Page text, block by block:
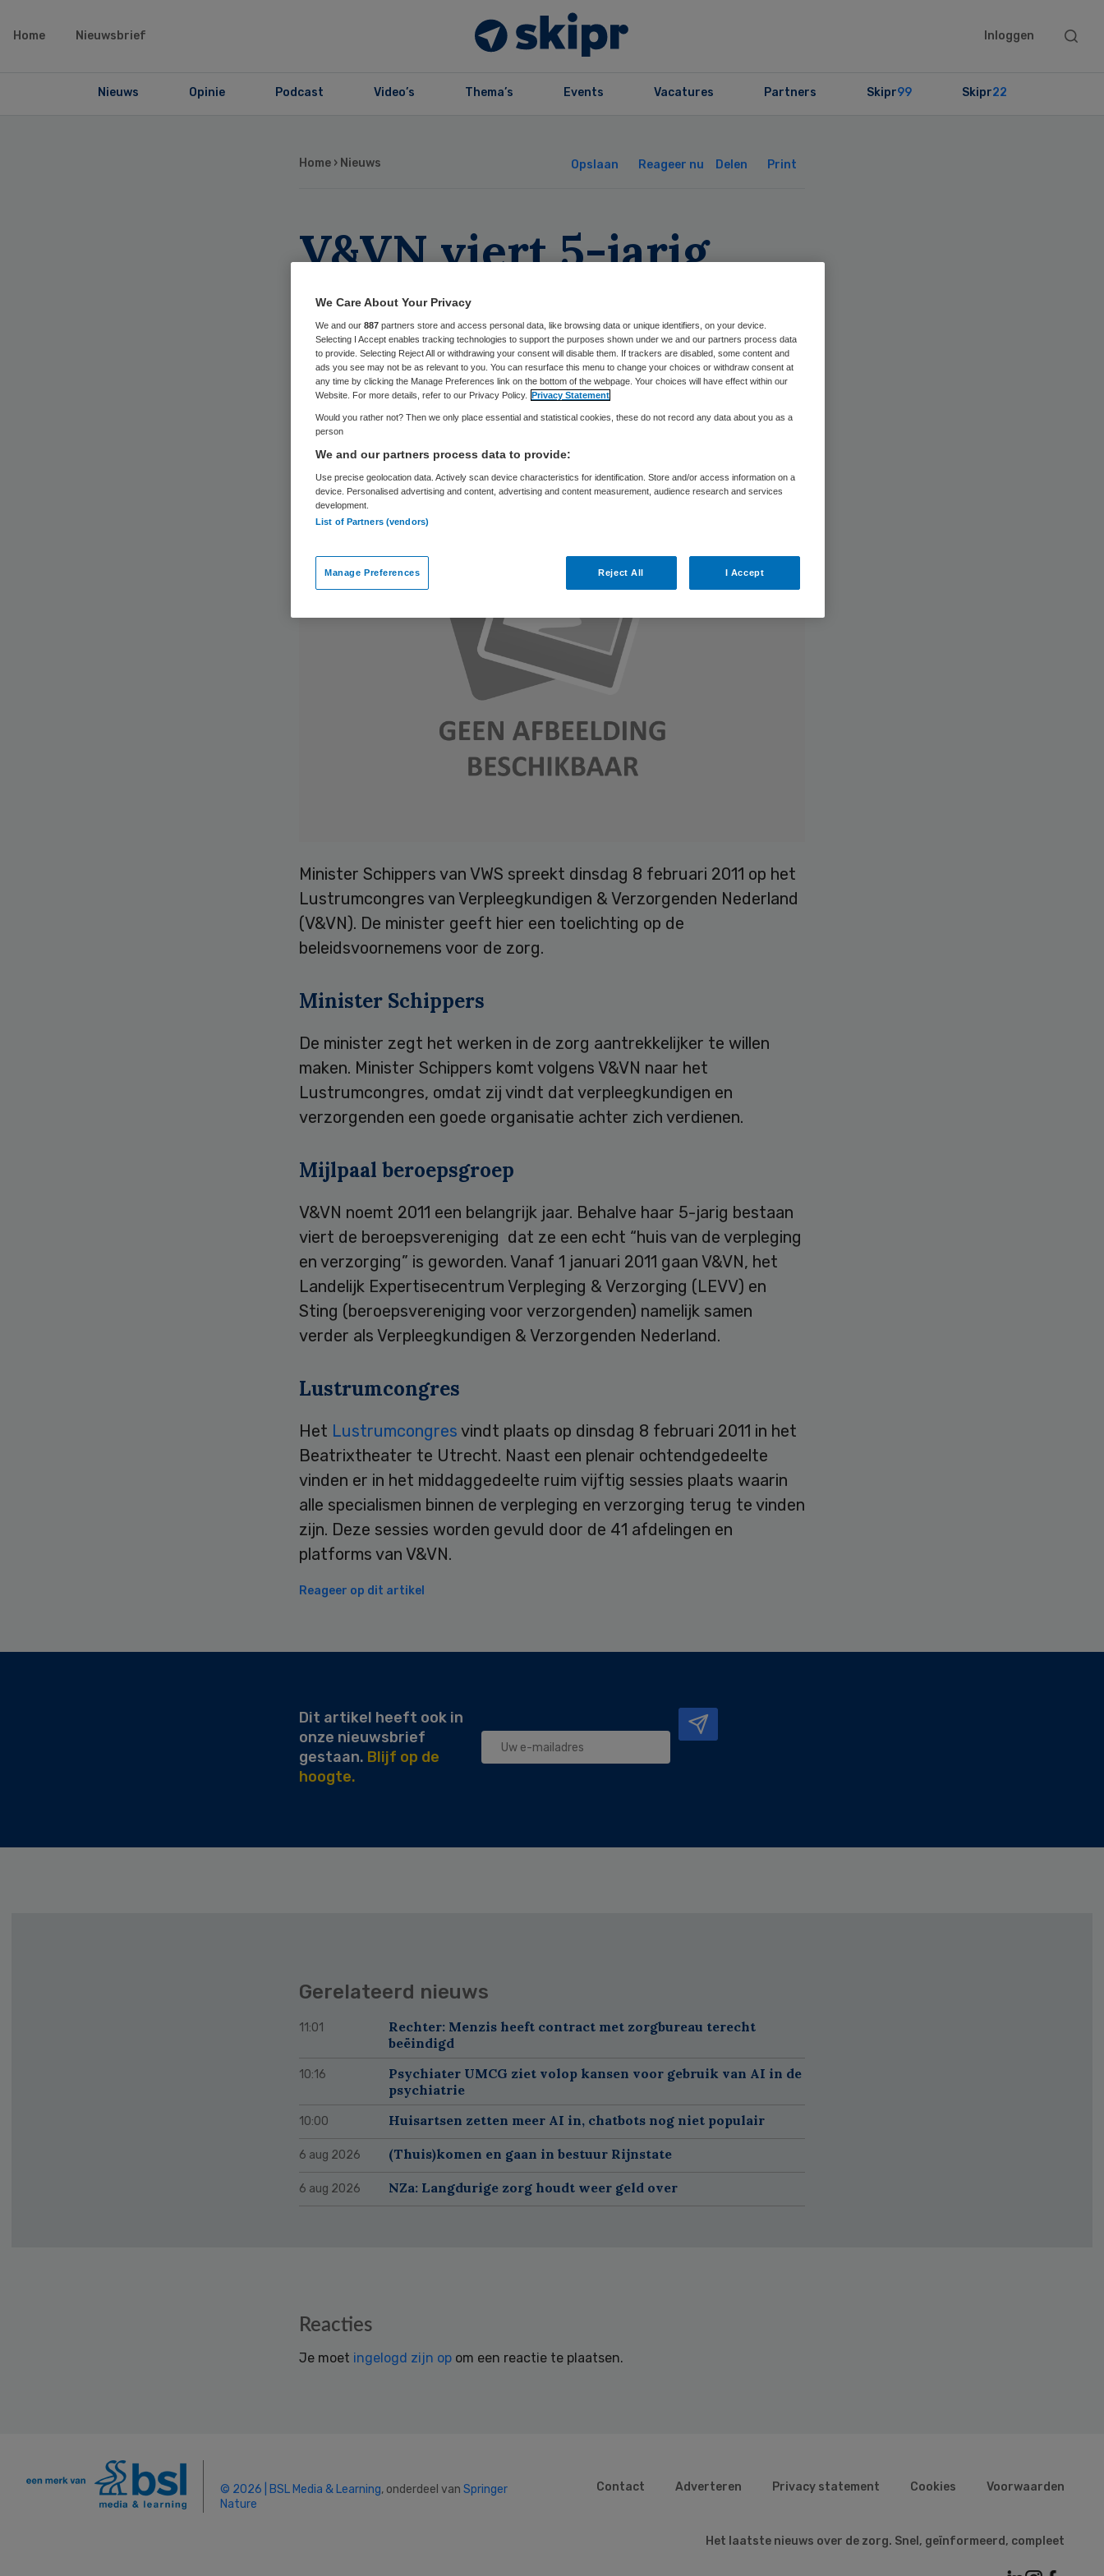
Home Nieuwsbrief Inloggen
Search
Nieuws Opinie Podcast Video’s Thema’s Events Vacatures Partners Skipr99 Skipr22
Home › Nieuws Opslaan Reageer nu Delen Print
V&VN viert 5-jarig
bestaan met
lustrumcongres
Skipr Redactie 28 december 2010,13:19 25 keer gelezen
Minister Schippers van VWS spreekt dinsdag 8 februari 2011 op het
Lustrumcongres van Verpleegkundigen & Verzorgenden Nederland
(V&VN). De minister geeft hier een toelichting op de
beleidsvoornemens voor de zorg.
Minister Schippers
De minister zegt het werken in de zorg aantrekkelijker te willen
maken. Minister Schippers komt volgens V&VN naar het
Lustrumcongres, omdat zij vindt dat verpleegkundigen en
verzorgenden een goede organisatie achter zich verdienen.
Mijlpaal beroepsgroep
V&VN noemt 2011 een belangrijk jaar. Behalve haar 5-jarig bestaan
viert de beroepsvereniging dat ze een echt “huis van de verpleging
en verzorging” is geworden. Vanaf 1 januari 2011 gaan V&VN, het
Landelijk Expertisecentrum Verpleging & Verzorging (LEVV) en
Sting (beroepsvereniging voor verzorgenden) namelijk samen
verder als Verpleegkundigen & Verzorgenden Nederland.
Lustrumcongres
Het Lustrumcongres vindt plaats op dinsdag 8 februari 2011 in het
Beatrixtheater te Utrecht. Naast een plenair ochtendgedeelte
vinden er in het middaggedeelte ruim vijftig sessies plaats waarin
alle specialismen binnen de verpleging en verzorging terug te vinden
zijn. Deze sessies worden gevuld door de 41 afdelingen en
platforms van V&VN.
Reageer op dit artikel
Secondary
Dit artikel heeft ook in
onze nieuwsbrief
gestaan. Blijf op de
hoogte.
Gerelateerd nieuws
11:01
Rechter: Menzis heeft contract met zorgbureau terecht
beëindigd
10:16
Psychiater UMCG ziet volop kansen voor gebruik van AI in de
psychiatrie
10:00 Huisartsen zetten meer AI in, chatbots nog niet populair
6 aug 2026 (Thuis)komen en gaan in bestuur Rijnstate
6 aug 2026 NZa: Langdurige zorg houdt weer geld over
Reacties
Je moet ingelogd zijn op om een reactie te plaatsen.
© 2026 | BSL Media & Learning, onderdeel van Springer
Nature
Contact Adverteren Privacy statement Cookies Voorwaarden
Het laatste nieuws over de zorg. Snel, geïnformeerd, compleet
We Care About Your Privacy
We and our 887 partners store and access personal data, like browsing data or unique identifiers, on your device.
Selecting I Accept enables tracking technologies to support the purposes shown under we and our partners process data
to provide. Selecting Reject All or withdrawing your consent will disable them. If trackers are disabled, some content and
ads you see may not be as relevant to you. You can resurface this menu to change your choices or withdraw consent at
any time by clicking the Manage Preferences link on the bottom of the webpage. Your choices will have effect within our
Website. For more details, refer to our Privacy Policy. Privacy Statement
Would you rather not? Then we only place essential and statistical cookies, these do not record any data about you as a
person
We and our partners process data to provide:
Use precise geolocation data. Actively scan device characteristics for identification. Store and/or access information on a
device. Personalised advertising and content, advertising and content measurement, audience research and services
development.
List of Partners (vendors)
Manage Preferences Reject All I Accept